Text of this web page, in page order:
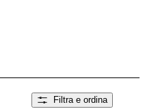
Filtra e ordina